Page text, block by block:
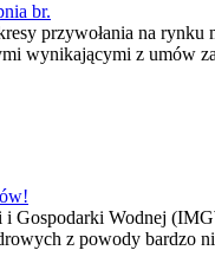
br.
przywołania na
wynikającymi z umów
Wodnej
z powody bardzo